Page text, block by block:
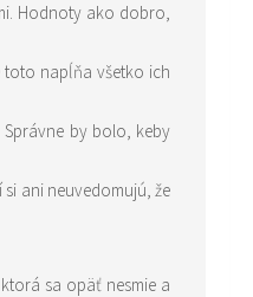
Hodnoty ako dobro,
toto napĺňa všetko ich
by bolo, keby
ani neuvedomujú, že
sa opäť nesmie a